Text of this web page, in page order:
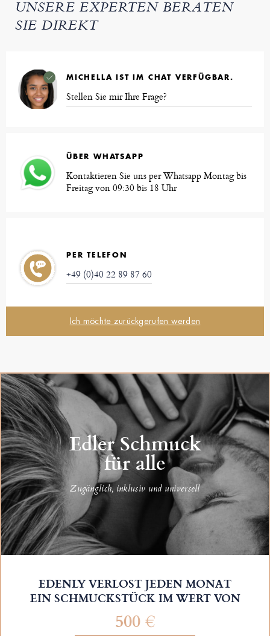
UNSERE EXPERTEN BERATEN
SIE DIREKT
MICHELLA IST IM CHAT VERFÜGBAR.
Stellen Sie mir Ihre Frage?
ÜBER WHATSAPP
Kontaktieren Sie uns per Whatsapp Montag bis
Freitag von 09:30 bis 18 Uhr
PER TELEFON
+49 (0)40 22 89 87 60
Ich möchte zurückgerufen werden
Edler Schmuck
für alle
Zugänglich, inklusiv und universell
EDENLY VERLOST JEDEN MONAT
EIN SCHMUCKSTÜCK IM WERT VON
500 €